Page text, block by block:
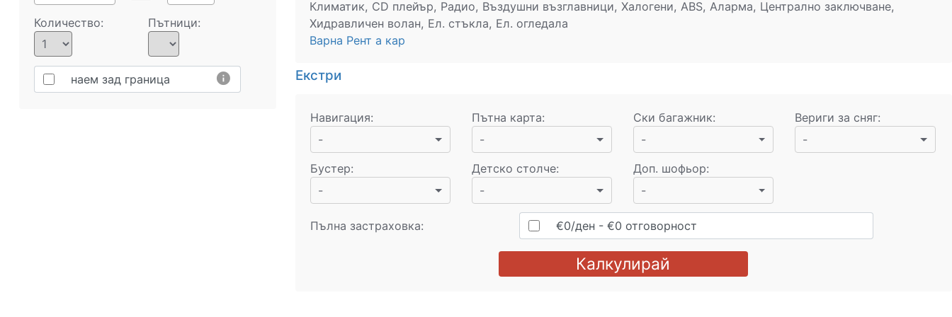
Количество: Пътници:
наем зад граница info
Климатик, CD плейър, Радио, Въздушни възглавници, Халогени, ABS, Аларма, Централно заключване,
Хидравличен волан, Ел. стъкла, Ел. огледала
Варна Рент а кар
Екстри
Навигация:
-
Пътна карта:
-
Ски багажник:
-
Вериги за сняг:
-
Бустер:
-
Детско столче:
-
Доп. шофьор:
-
Пълна застраховка: €0/ден- €0 отговорност
Калкулирай